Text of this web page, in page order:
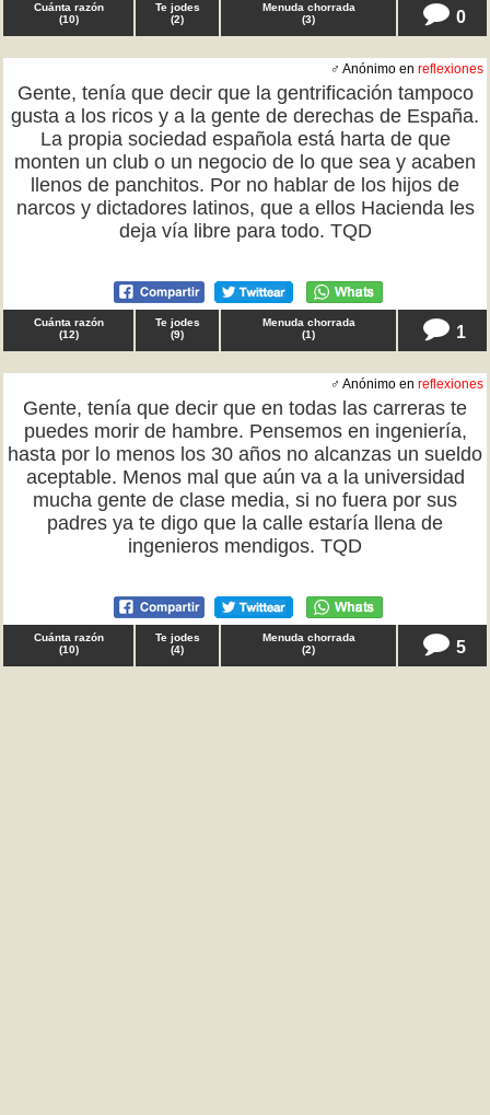
Cuánta razón
(10)
Te jodes
(2)
Menuda chorrada
(3) 0
♂ Anónimo en reflexiones
Gente, tenía que decir que la gentrificación tampoco
gusta a los ricos y a la gente de derechas de España.
La propia sociedad española está harta de que
monten un club o un negocio de lo que sea y acaben
llenos de panchitos. Por no hablar de los hijos de
narcos y dictadores latinos, que a ellos Hacienda les
deja vía libre para todo. TQD
Cuánta razón
(12)
Te jodes
(9)
Menuda chorrada
(1) 1
♂ Anónimo en reflexiones
Gente, tenía que decir que en todas las carreras te
puedes morir de hambre. Pensemos en ingeniería,
hasta por lo menos los 30 años no alcanzas un sueldo
aceptable. Menos mal que aún va a la universidad
mucha gente de clase media, si no fuera por sus
padres ya te digo que la calle estaría llena de
ingenieros mendigos. TQD
Cuánta razón
(10)
Te jodes
(4)
Menuda chorrada
(2) 5